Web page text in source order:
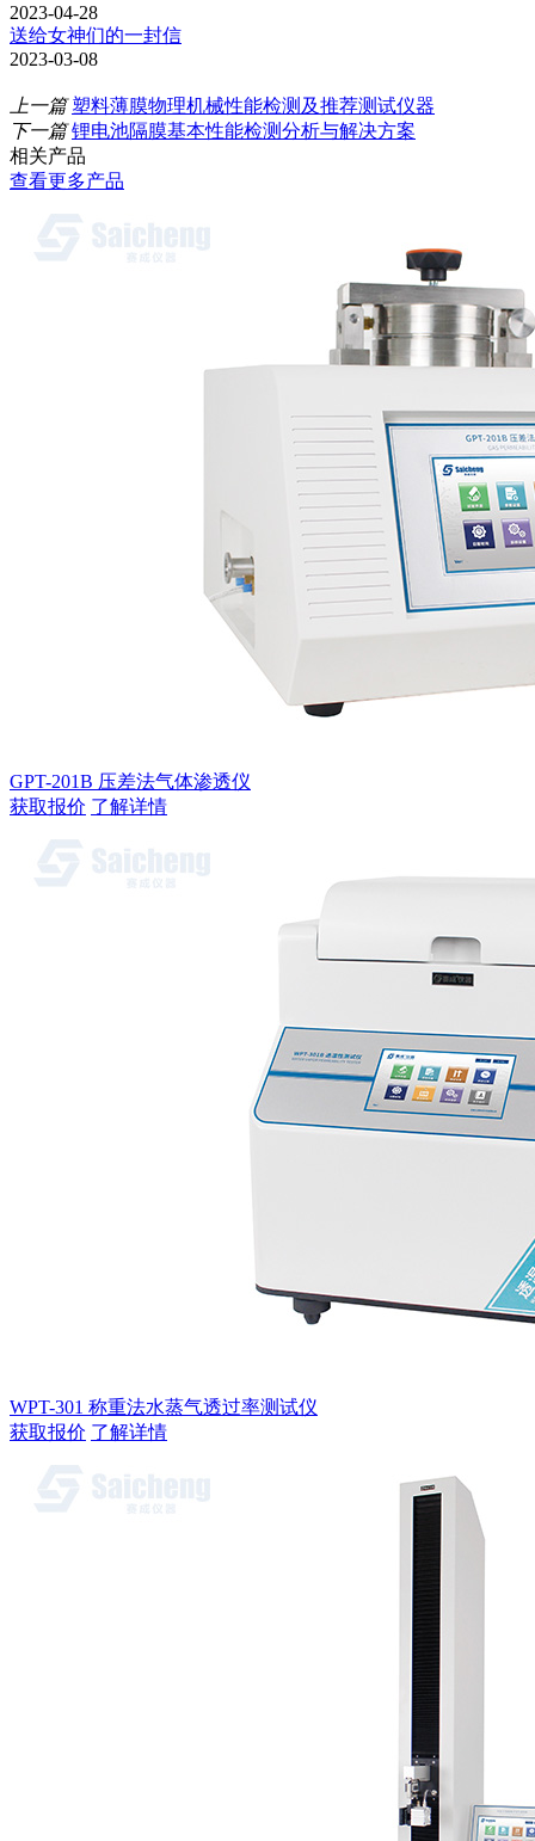
2023-04-28
送给女神们的一封信
2023-03-08
上一篇 塑料薄膜物理机械性能检测及推荐测试仪器
下一篇 锂电池隔膜基本性能检测分析与解决方案
相关产品
查看更多产品
GPT-201B 压差法气体渗透仪
获取报价 了解详情
WPT-301 称重法水蒸气透过率测试仪
获取报价 了解详情